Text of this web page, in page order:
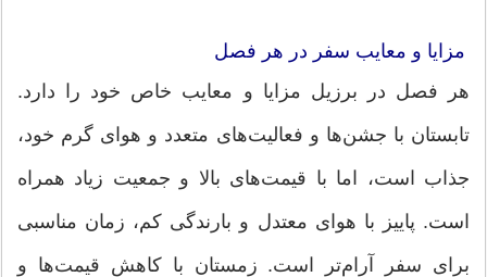
مزایا و معایب سفر در هر فصل
هر فصل در برزیل مزایا و معایب خاص خود را دارد.
تابستان با جشن‌ها و فعالیت‌های متعدد و هوای گرم خود،
جذاب است، اما با قیمت‌های بالا و جمعیت زیاد همراه
است. پاییز با هوای معتدل و بارندگی کم، زمان مناسبی
برای سفر آرام‌تر است. زمستان با کاهش قیمت‌ها و